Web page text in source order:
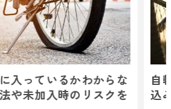
入っているかわからな
や未加入時のリスクを
自
込